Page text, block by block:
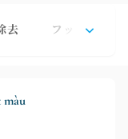
去 フットケア
màu